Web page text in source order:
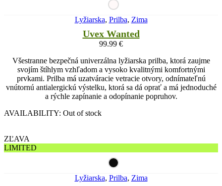
Lyžiarska, Prilba, Zima
Uvex Wanted
99.99 €
Všestranne bezpečná univerzálna lyžiarska prilba, ktorá zaujme
svojím štíhlym vzhľadom a vysoko kvalitnými komfortnými
prvkami. Prilba má uzatváracie vetracie otvory, odnímateľnú
vnútornú antialergickú výstelku, ktorá sa dá oprať a má jednoduché
a rýchle zapínanie a odopínanie popruhov.
AVAILABILITY: Out of stock
ZĽAVA
LIMITED
Lyžiarska, Prilba, Zima